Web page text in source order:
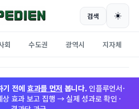
검색 ☀️
회 수도권 광역시 지자체
전에 효과를 먼저 봅니다. 인플루언서·
상 효과 보고 집행 → 실제 성과로 확인 ·